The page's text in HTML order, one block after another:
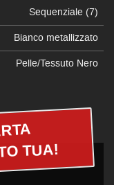
Sequenziale (7)
Bianco metallizzato
Pelle/Tessuto Nero
TUA!